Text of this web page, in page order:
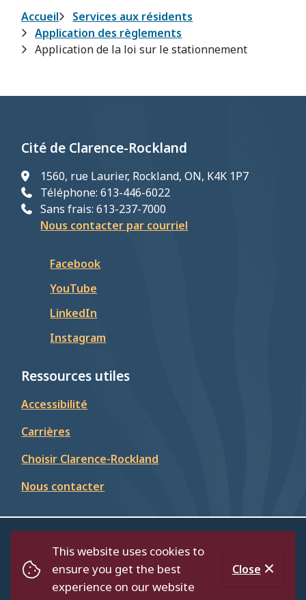
This website uses cookies to
ensure you get the best
experience on our website
Close
Fil
d'Ariane
Accueil
Services aux résidents
Application des règlements
Application de la loi sur le stationnement
Cité de Clarence-Rockland
1560, rue Laurier, Rockland, ON, K4K 1P7
Téléphone: 613-446-6022
Sans frais: 613-237-7000
Nous contacter par courriel
Facebook
YouTube
LinkedIn
Instagram
Ressources utiles
Accessibilité
Carrières
Choisir Clarence-Rockland
Nous contacter
Footer
RépertoirePolitique de confidentialité
Accessibilité
Website by Upanup